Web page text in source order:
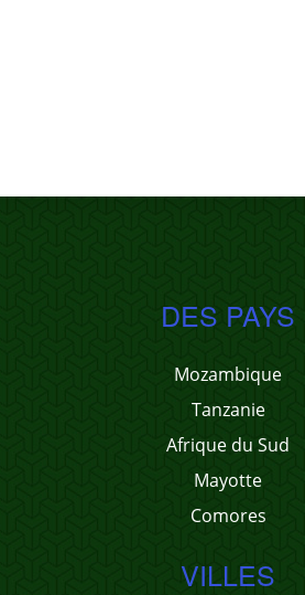
DES PAYS
Mozambique
Tanzanie
Afrique du Sud
Mayotte
Comores
VILLES